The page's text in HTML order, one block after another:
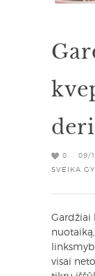
0 09/
SVEIKA
Gardžiai
visai